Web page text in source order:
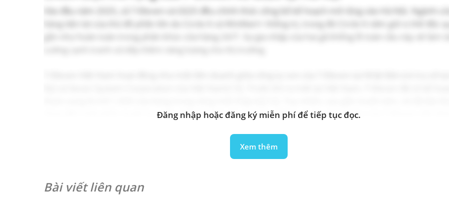
Vào đầu năm 2025, cả 7-Eleven và GS25 đều chính thức công bố kế hoạch mở rộng vào Hà Nội. Ngành cửa
chưa đến một phần mười mục tiêu đó[15]. Mặc dù mở rộng chậm nhưng doanh thu của 7-Eleven vẫn tăng
. Tuy nhiên, chuỗi này vẫn là một trong những chuỗi thua lỗ nhất trong ngành, với mức lỗ
năm đáng kể. Sau gần tám năm có mặt tại Việt Nam, 7-Eleven cuối cùng cũng đã vào Hà Nội, báo hiệu sự
Trong khi đó, GS25 tuy gia nhập thị trường muộn hơn các đối thủ nhưng đã có những bước tiến ấn tượng.
Đăng nhập hoặc đăng ký miễn phí để tiếp tục đọc.
Xem thêm
Bài viết liên quan